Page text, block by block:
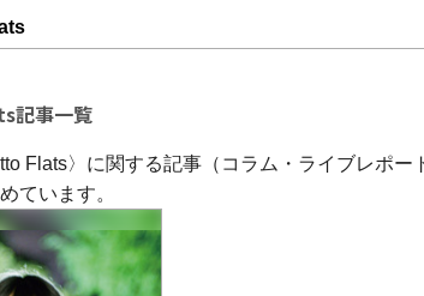
事一覧
Flats〉に関する記事（コラム・ライブレポ
ています。